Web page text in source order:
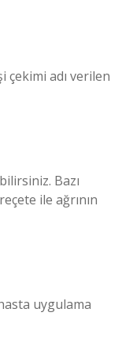
çekimi adı verilen
Bazı
ile ağrının
uygulama